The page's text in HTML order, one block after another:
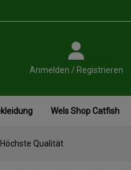
Anmelden / Registrieren
Wels Shop Catfish
Qualität